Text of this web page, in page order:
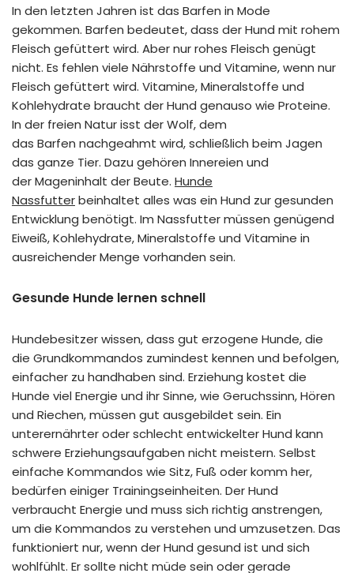
In den letzten Jahren ist das Barfen in Mode
gekommen. Barfen bedeutet, dass der Hund mit rohem
Fleisch gefüttert wird. Aber nur rohes Fleisch genügt
nicht. Es fehlen viele Nährstoffe und Vitamine, wenn nur
Fleisch gefüttert wird. Vitamine, Mineralstoffe und
Kohlehydrate braucht der Hund genauso wie Proteine.
In der freien Natur isst der Wolf, dem
das Barfen nachgeahmt wird, schließlich beim Jagen
das ganze Tier. Dazu gehören Innereien und
derMageninhalt der Beute. Hunde
Nassfutterbeinhaltet alles was ein Hund zur gesunden
Entwicklung benötigt. Im Nassfutter müssen genügend
Eiweiß, Kohlehydrate, Mineralstoffe und Vitamine in
ausreichender Menge vorhanden sein.
Gesunde Hunde lernen schnell
Hundebesitzer wissen, dass gut erzogene Hunde, die
die Grundkommandos zumindest kennen und befolgen,
einfacher zu handhaben sind. Erziehung kostet die
Hunde viel Energie und ihr Sinne, wie Geruchssinn, Hören
und Riechen, müssen gut ausgebildet sein. Ein
unterernährter oder schlecht entwickelter Hund kann
schwere Erziehungsaufgaben nicht meistern. Selbst
einfache Kommandos wie Sitz, Fuß oder komm her,
bedürfen einiger Trainingseinheiten. Der Hund
verbraucht Energie und muss sich richtig anstrengen,
um die Kommandos zu verstehen und umzusetzen. Das
funktioniert nur, wenn der Hund gesund ist und sich
wohlfühlt. Er sollte nicht müde sein oder gerade